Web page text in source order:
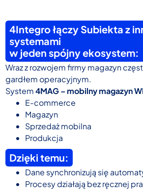
4Integro łączy Subiekta z
systemami
w jeden spójny ekosystem:
Wraz z rozwojem firmy magazyn
gardłem operacyjnym.
System4MAG – mobilny magazyn
E-commerce
Magazyn
Sprzedaż mobilna
Produkcja
Dzięki temu:
Dane synchronizują się
Procesy działają bez ręcznej